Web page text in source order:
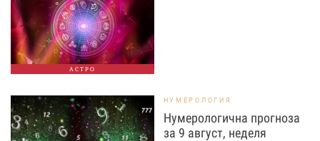
АСТРО
НУМЕРОЛОГИЯ
Нумерологична прогноза
за 9 август, неделя